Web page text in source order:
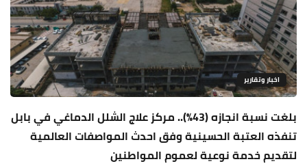
اخبار وتقارير
بلغت نسبة انجازه (43%).. مركز علاج الشلل الدماغي في بابل
تنفذه العتبة الحسينية وفق احدث المواصفات العالمية
لتقديم خدمة نوعية لعموم المواطنين